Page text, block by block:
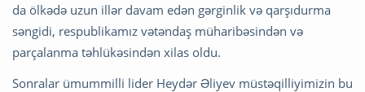
da ölkədə uzun illər davam edən gərginlik və qarşıdurma
səngidi, respublikamız vətəndaş müharibəsindən və
parçalanma təhlükəsindən xilas oldu.
Sonralar ümummilli lider Heydər Əliyev müstəqilliyimizin bu